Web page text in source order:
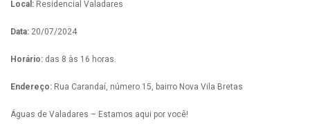
Local: Residencial Valadares
Data: 20/07/2024
Horário: das 8 às 16 horas.
Endereço: Rua Carandaí, número 15, bairro Nova Vila Bretas
Águas de Valadares – Estamos aqui por você!